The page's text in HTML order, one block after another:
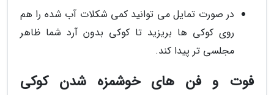
در صورت تمایل می توانید کمی شکلات آب شده را هم
روی کوکی ها بریزید تا کوکی بدون آرد شما ظاهر
مجلسی تر پیدا کند.
فوت و فن های خوشمزه شدن کوکی